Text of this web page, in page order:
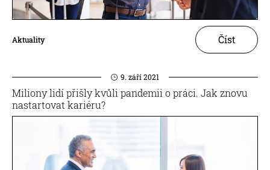
Aktuality Číst
9. září 2021
Miliony lidí přišly kvůli pandemii o práci. Jak znovu
nastartovat kariéru?